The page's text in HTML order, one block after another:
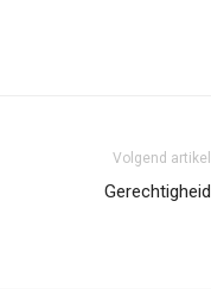
Volgend artikel
Gerechtigheid